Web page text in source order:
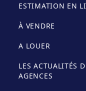
ESTIMATION EN
À VENDRE
A LOUER
LES ACTUALITÉS
AGENCES